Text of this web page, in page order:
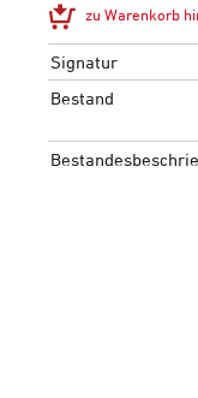
zu Warenkorb
Signatur
Bestand